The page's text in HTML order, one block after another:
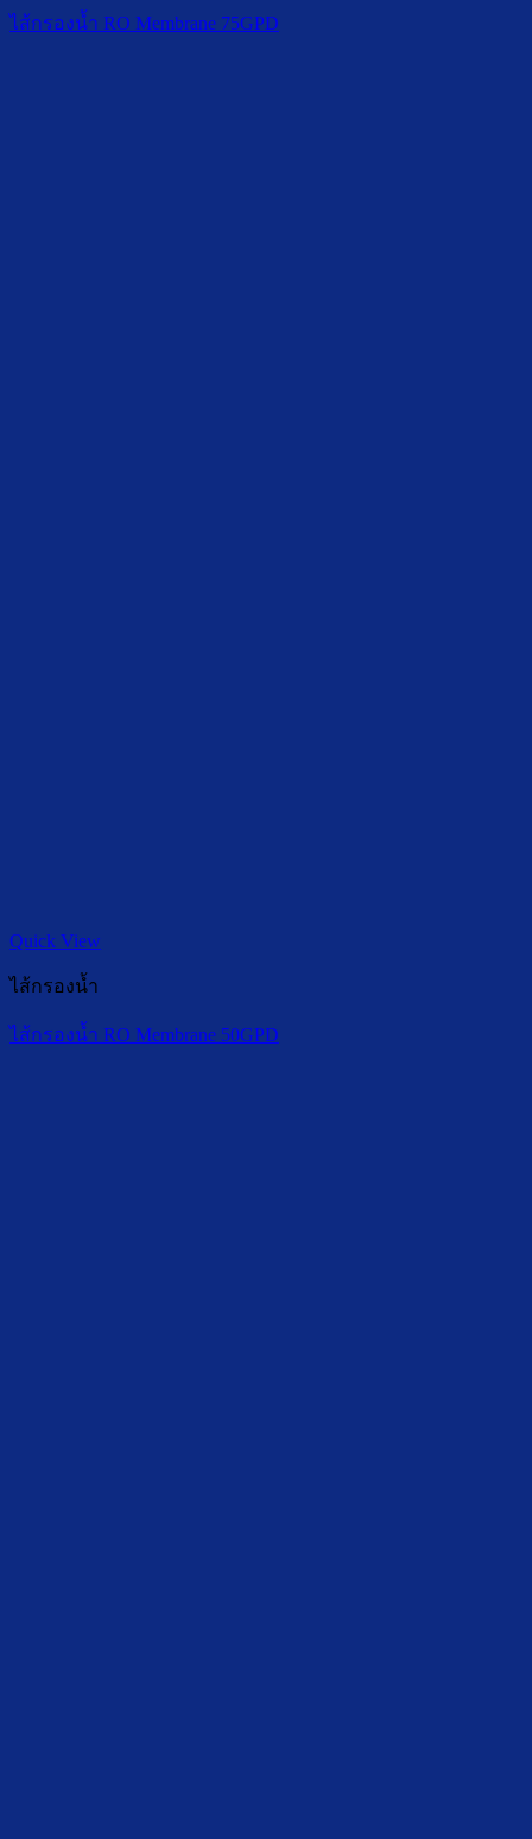
ไส้กรองน้ำ RO Membrane 75GPD
Quick View
ไส้กรองน้ำ
ไส้กรองน้ำ RO Membrane 50GPD